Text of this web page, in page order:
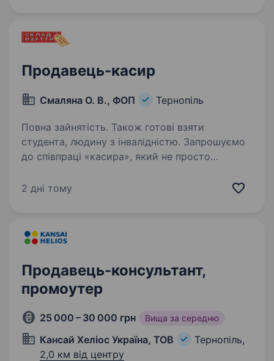
Продавець-касир
Смаляна О. В., ФОП Тернопіль
Повна зайнятість. Також готові взяти
студента, людину з інвалідністю. Запрошуємо
до співпраці «касира», який не просто
частиною команди та створюватиме приємне
розрахунки…
2 дні тому
Продавець-консультант,
промоутер
25 000 – 30 000 грн Вища за середню
Кансай Хеліос Україна, ТОВ
Тернопіль,
2,0 км від центру